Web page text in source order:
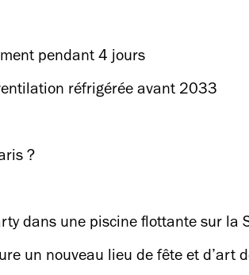
pendant 4 jours
réfrigérée avant 2033
?
dans une piscine flottante sur la
un nouveau lieu de fête et d’art